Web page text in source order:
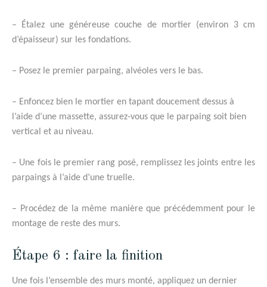
–
Étalez une généreuse couche de mortier (environ 3 cm
d’épaisseur) sur les fondations.
– Posez le premier parpaing, alvéoles vers le bas.
– Enfoncez bien le mortier en tapant doucement dessus à
l’aide d’une massette, assurez-vous que le parpaing soit bien
vertical et au niveau.
– Une fois le premier rang posé, remplissez les joints entre les
parpaings à l’aide d’une truelle.
– Procédez de la même manière que précédemment pour le
montage de reste des murs.
Étape 6 : faire la finition
Une fois l’ensemble des murs monté, appliquez un dernier